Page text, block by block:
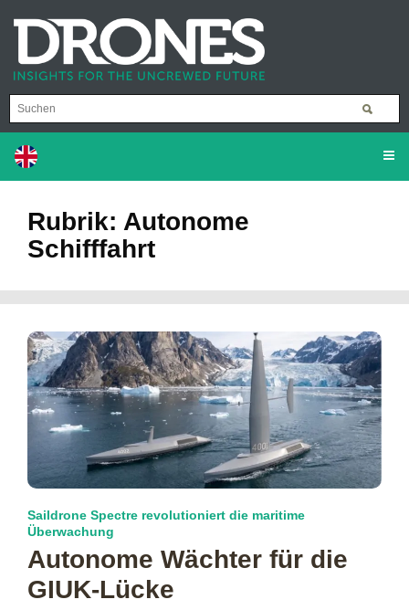
Rubrik: Autonome
Schifffahrt
Saildrone Spectre revolutioniert die maritime
Überwachung
Autonome Wächter für die
GIUK-Lücke